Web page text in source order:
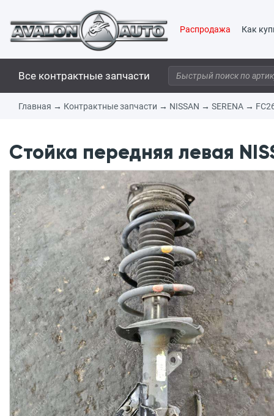
Распродажа Как
Все контрактные запчасти
Главная → Контрактные запчасти → NISSAN → SERENA →
Стойка передняя левая